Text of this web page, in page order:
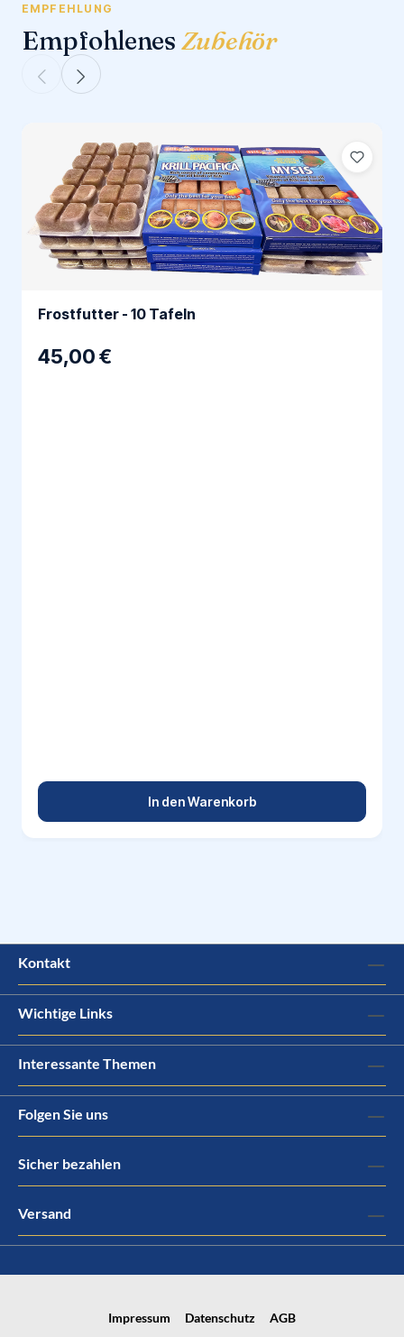
EMPFEHLUNG
Empfohlenes Zubehör
Frostfutter - 10 Tafeln
45,00 €
In den Warenkorb
Kontakt
Wichtige Links
Interessante Themen
Folgen Sie uns
Sicher bezahlen
Versand
Impressum Datenschutz AGB